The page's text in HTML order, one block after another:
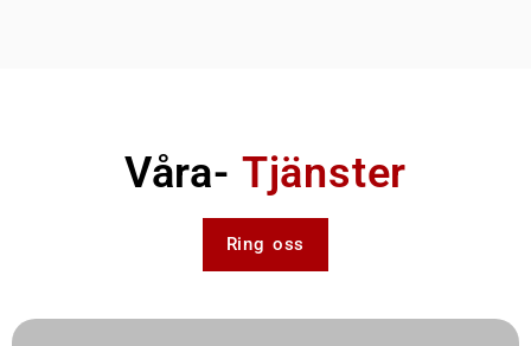
Våra- Tjänster
Ring oss